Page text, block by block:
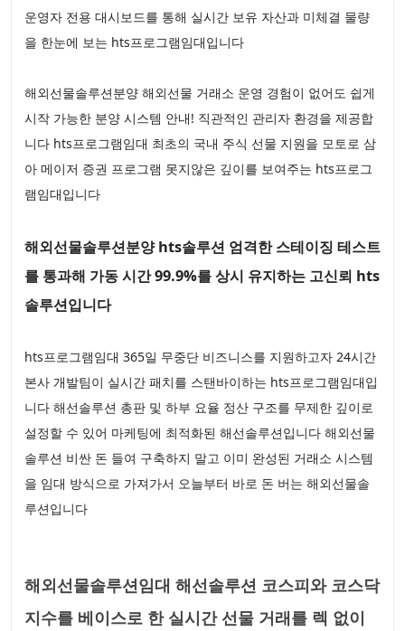
운영자 전용 대시보드를 통해 실시간 보유 자산과 미체결 물량
을 한눈에 보는 hts프로그램임대입니다
해외선물솔루션분양 해외선물 거래소 운영 경험이 없어도 쉽게
시작 가능한 분양 시스템 안내! 직관적인 관리자 환경을 제공합
니다 hts프로그램임대 최초의 국내 주식 선물 지원을 모토로 삼
아 메이저 증권 프로그램 못지않은 깊이를 보여주는 hts프로그
램임대입니다
해외선물솔루션분양 hts솔루션 엄격한 스테이징 테스트
를 통과해 가동 시간 99.9%를 상시 유지하는 고신뢰 hts
솔루션입니다
hts프로그램임대 365일 무중단 비즈니스를 지원하고자 24시간
본사 개발팀이 실시간 패치를 스탠바이하는 hts프로그램임대입
니다 해선솔루션 총판 및 하부 요율 정산 구조를 무제한 깊이로
설정할 수 있어 마케팅에 최적화된 해선솔루션입니다 해외선물
솔루션 비싼 돈 들여 구축하지 말고 이미 완성된 거래소 시스템
을 임대 방식으로 가져가서 오늘부터 바로 돈 버는 해외선물솔
루션입니다
해외선물솔루션임대 해선솔루션 코스피와 코스닥
지수를 베이스로 한 실시간 선물 거래를 렉 없이